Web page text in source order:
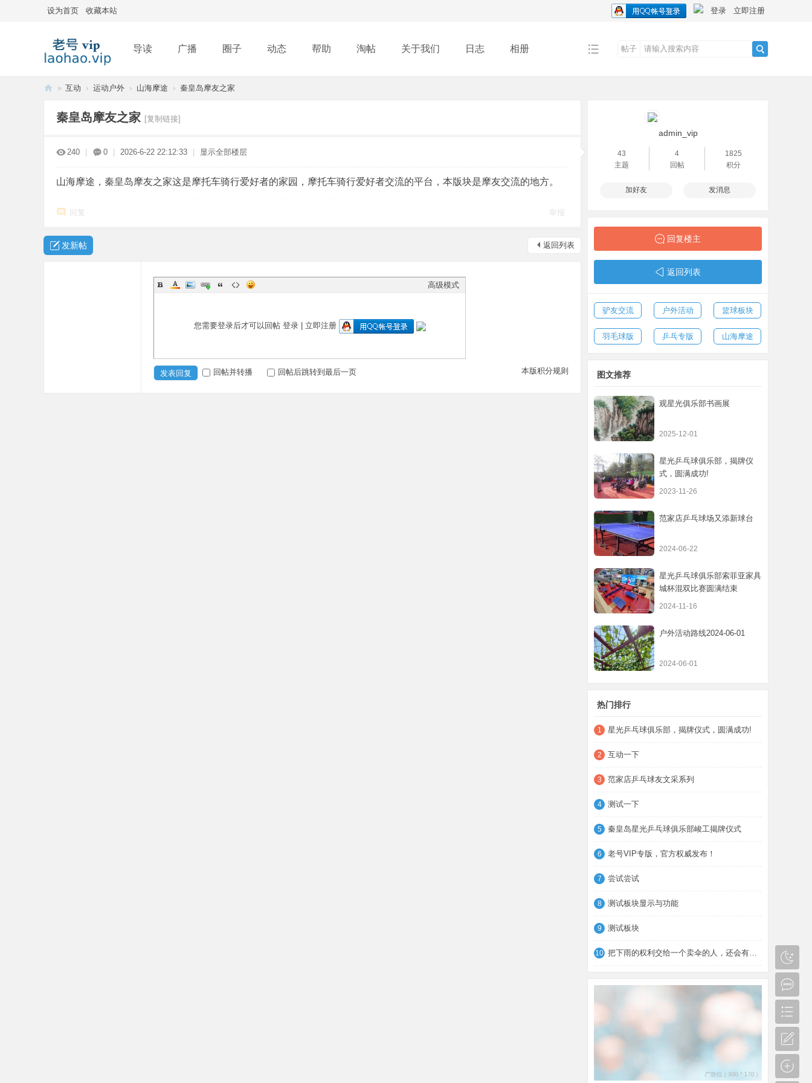
设为首页 收藏本站 登录 立即注册
导读 广播 圈子 动态 帮助 淘帖 关于我们 日志 相册
排行榜
帖子
» 互动 › 运动户外 › 山海摩途 › 秦皇岛摩友之家
秦皇岛摩友之家 [复制链接]
240 0 2026-6-22 22:12:33 显示全部楼层
山海摩途，秦皇岛摩友之家这是摩托车骑行爱好者的家园，摩托车骑行爱好者交流的平台，本版块是摩友交流的地方。
回复 举报
返回列表
发新帖
高级模式
您需要登录后才可以回帖 登录| 立即注册
本版积分规则
发表回复 回帖并转播 回帖后跳转到最后一页
admin_vip
43
主题
4
回帖
1825
积分
加好友 发消息
回复楼主
返回列表
驴友交流 户外活动 篮球板块
羽毛球版 乒乓专版 山海摩途
图文推荐
观星光俱乐部书画展
2025-12-01
星光乒乓球俱乐部，揭牌仪
式，圆满成功!
2023-11-26
范家店乒乓球场又添新球台
2024-06-22
星光乒乓球俱乐部索菲亚家具
城杯混双比赛圆满结束
2024-11-16
户外活动路线2024-06-01
2024-06-01
热门排行
1 星光乒乓球俱乐部，揭牌仪式，圆满成功!
2 互动一下
3 范家店乒乓球友文采系列
4 测试一下
5 秦皇岛星光乒乓球俱乐部峻工揭牌仪式
6 老号VIP专版，官方权威发布！
7 尝试尝试
8 测试板块显示与功能
9 测试板块
10 把下雨的权利交给一个卖伞的人，还会有晴天